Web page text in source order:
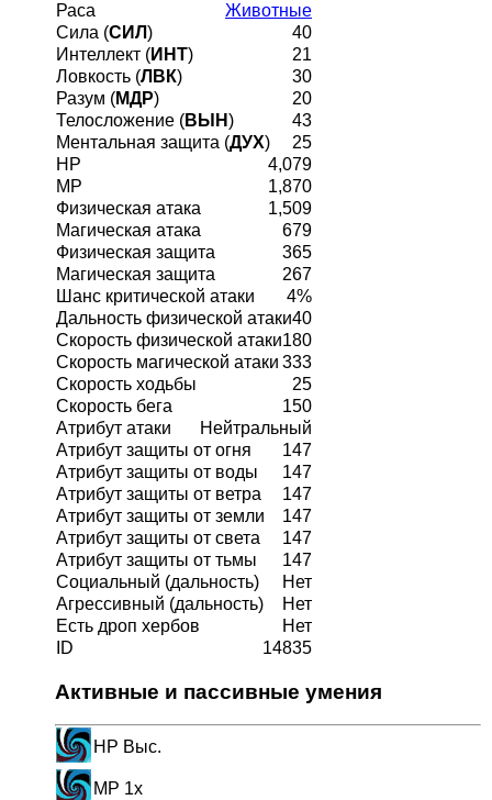
Раса
Животные
Сила (СИЛ)
40
Интеллект (ИНТ)
21
Ловкость (ЛВК)
30
Разум (МДР)
20
Телосложение (ВЫН)
43
Ментальная защита (ДУХ)
25
HP
4,079
MP
1,870
Физическая атака
1,509
Магическая атака
679
Физическая защита
365
Магическая защита
267
Шанс критической атаки
4%
Дальность физической атаки40
Скорость физической атаки180
Скорость магической атаки 333
Скорость ходьбы
25
Скорость бега
150
Атрибут атаки
Нейтральный
Атрибут защиты от огня
147
Атрибут защиты от воды
147
Атрибут защиты от ветра
147
Атрибут защиты от земли
147
Атрибут защиты от света
147
Атрибут защиты от тьмы
147
Социальный (дальность)
Нет
Агрессивный (дальность)
Нет
Есть дроп хербов
Нет
ID
14835
Активные и пассивные умения
HP Выс.
MP 1x